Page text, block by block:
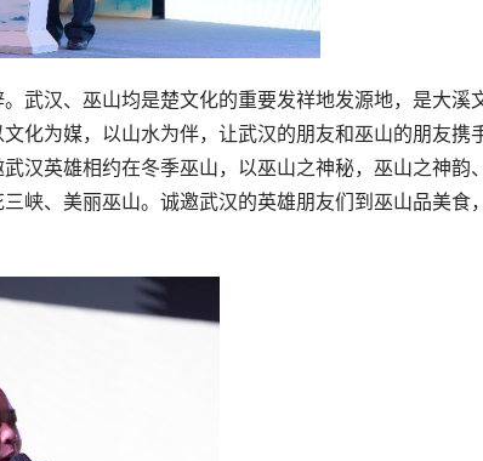
汉、巫山均是楚文化的重要发祥地发源地，是大溪
化为媒，以山水为伴，让武汉的朋友和巫山的朋友携
汉英雄相约在冬季巫山，以巫山之神秘，巫山之神韵
峡、美丽巫山。诚邀武汉的英雄朋友们到巫山品美食